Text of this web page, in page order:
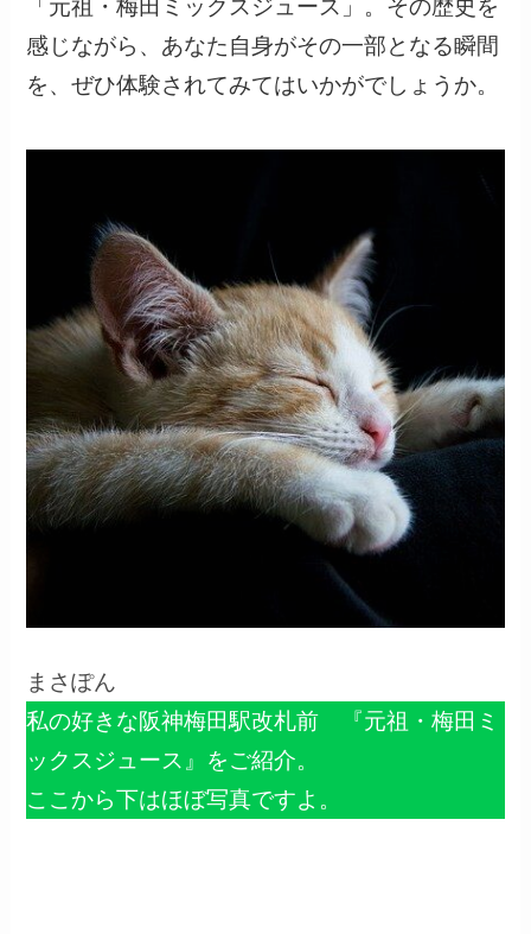
「元祖・梅田ミックスジュース」。その歴史を
感じながら、あなた自身がその一部となる瞬間
を、ぜひ体験されてみてはいかがでしょうか。
まさぽん
私の好きな阪神梅田駅改札前 『元祖・梅田ミ
ックスジュース』をご紹介。
ここから下はほぼ写真ですよ。